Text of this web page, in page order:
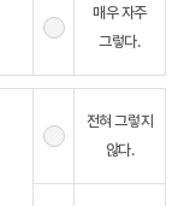
매우 자주
그렇다.
전혀 그렇지
않다.